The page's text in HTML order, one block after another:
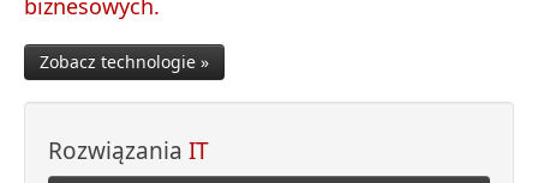
biznesowych.
Zobacz technologie »
Rozwiązania IT